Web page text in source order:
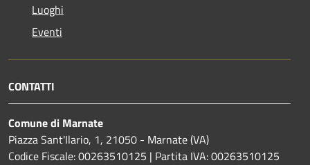
Luoghi
Eventi
CONTATTI
Comune di Marnate
Piazza Sant'Ilario, 1, 21050 - Marnate (VA)
Codice Fiscale: 00263510125 | Partita IVA: 00263510125